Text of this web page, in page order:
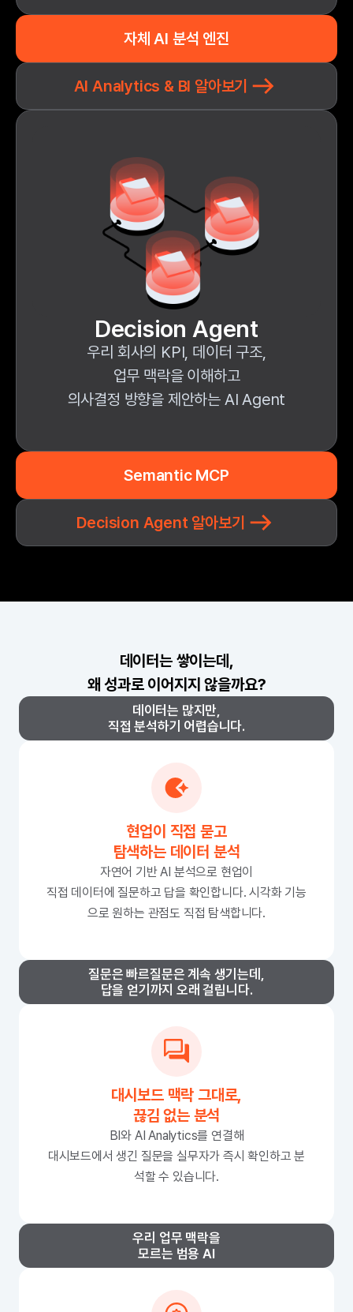
자체 AI 분석 엔진
AI Analytics & BI 알아보기
Decision Agent
우리 회사의 KPI, 데이터 구조,
업무 맥락을 이해하고
의사결정 방향을 제안하는 AI Agent
Semantic MCP
Decision Agent 알아보기
데이터는 쌓이는데,
왜 성과로 이어지지 않을까요?
데이터는 많지만,
직접 분석하기 어렵습니다.
현업이 직접 묻고
탐색하는 데이터 분석
자연어 기반 AI 분석으로 현업이
직접 데이터에 질문하고 답을 확인합니다. 시각화 기능
으로 원하는 관점도 직접 탐색합니다.
질문은 빠르질문은 계속 생기는데,
답을 얻기까지 오래 걸립니다.
대시보드 맥락 그대로,
끊김 없는 분석
BI와 AI Analytics를 연결해
대시보드에서 생긴 질문을 실무자가 즉시 확인하고 분
석할 수 있습니다.
우리 업무 맥락을
모르는 범용 AI